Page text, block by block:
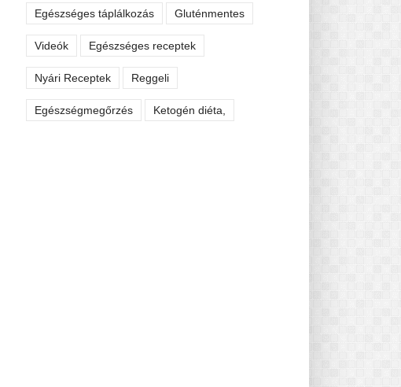
Egészséges táplálkozás Gluténmentes
Videók Egészséges receptek
Nyári Receptek Reggeli
Egészségmegőrzés Ketogén diéta,